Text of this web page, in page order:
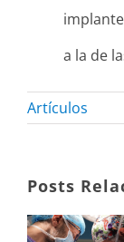
a la de
Artículos
Posts